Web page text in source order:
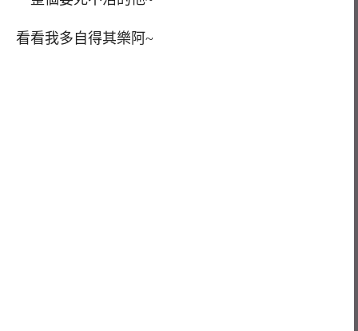
看看我多自得其樂阿~